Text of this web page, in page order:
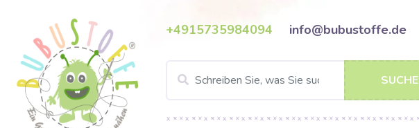
+4915735984094 info@bubustoffe.de
SUCHE